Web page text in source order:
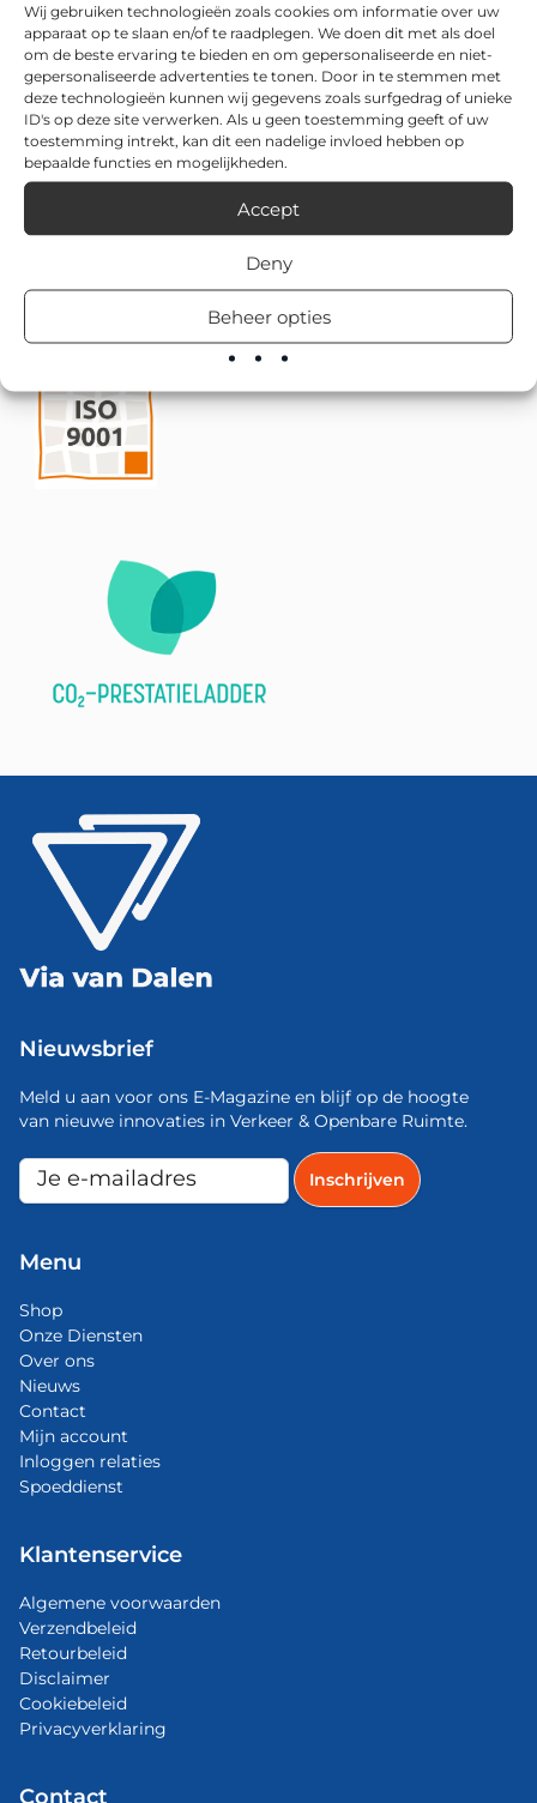
Wij gebruiken technologieën zoals cookies om informatie over uw
apparaat op te slaan en/of te raadplegen. We doen dit met als doel
om de beste ervaring te bieden en om gepersonaliseerde en niet-
gepersonaliseerde advertenties te tonen. Door in te stemmen met
deze technologieën kunnen wij gegevens zoals surfgedrag of unieke
ID's op deze site verwerken. Als u geen toestemming geeft of uw
toestemming intrekt, kan dit een nadelige invloed hebben op
bepaalde functies en mogelijkheden.
Accept
Deny
Beheer opties
Nieuwsbrief
Meld u aan voor ons E-Magazine en blijf op de hoogte
van nieuwe innovaties in Verkeer & Openbare Ruimte.
Menu
Shop
Onze Diensten
Over ons
Nieuws
Contact
Mijn account
Inloggen relaties
Spoeddienst
Klantenservice
Algemene voorwaarden
Verzendbeleid
Retourbeleid
Disclaimer
Cookiebeleid
Privacyverklaring
Contact